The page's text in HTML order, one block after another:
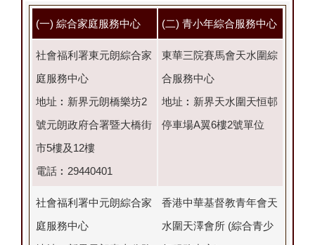
(一) 綜合家庭服務中心 (二) 青小年綜合服務中心
社會福利署東元朗綜合家
庭服務中心
地址︰新界元朗橋樂坊2
號元朗政府合署暨大橋街
市5樓及12樓
電話︰29440401
東華三院賽馬會天水圍綜
合服務中心
地址︰新界天水圍天恒邨
停車場A翼6樓2號單位
社會福利署中元朗綜合家
庭服務中心
香港中華基督教青年會天
水圍天澤會所 (綜合青少